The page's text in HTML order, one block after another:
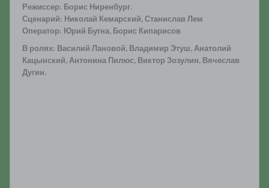
Режиссер: Борис Ниренбург.
Сценарий: Николай Кемарский, Станислав Лем
Оператор: Юрий Бугна, Борис Кипарисов
В ролях: Василий Лановой, Владимир Этуш, Анатолий
Кацынский, Антонина Пилюс, Виктор Зозулин, Вячеслав
Дугин.